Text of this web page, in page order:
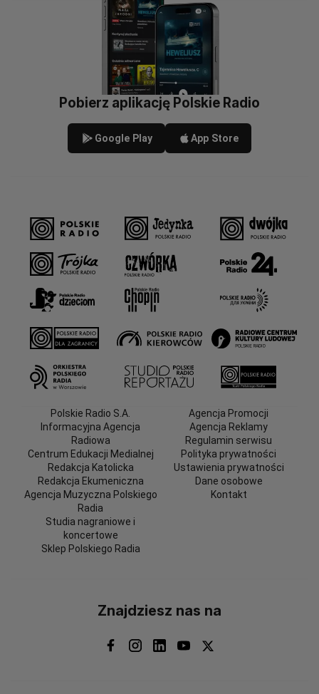
Pobierz aplikację Polskie Radio
Google Play App Store
Polskie Radio S.A.
Informacyjna Agencja
Radiowa
Centrum Edukacji Medialnej
Redakcja Katolicka
Redakcja Ekumeniczna
Agencja Muzyczna Polskiego
Radia
Studia nagraniowe i
koncertowe
Sklep Polskiego Radia
Agencja Promocji
Agencja Reklamy
Regulamin serwisu
Polityka prywatności
Ustawienia prywatności
Dane osobowe
Kontakt
Znajdziesz nas na